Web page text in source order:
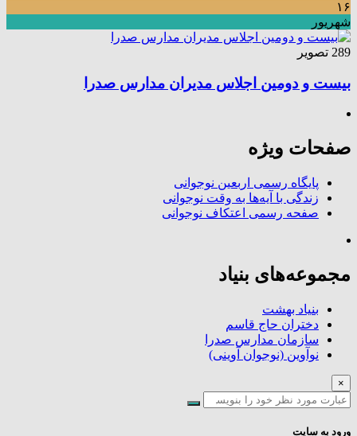
۱۶
شهریور
289 تصویر
بیست و دومین اجلاس مدیران مدارس صدرا
صفحات ویژه
پایگاه رسمی اربعین نوجوانی
زندگی با آیه‌ها به وقت نوجوانی
صفحه رسمی اعتکاف نوجوانی
مجموعه‌های بنیاد
بنیاد بهشت
دختران حاج قاسم
سازمان مدارس صدرا
نوآوین (نوجوان آوینی)
×
ورود به سایت